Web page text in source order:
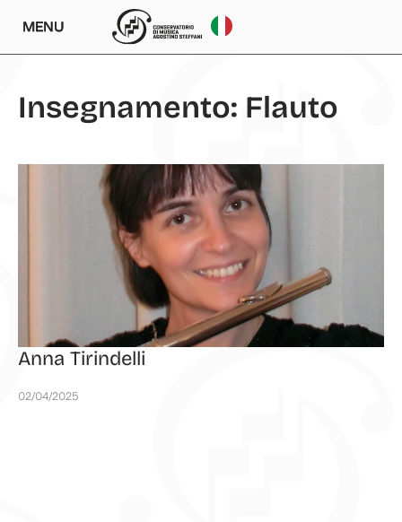
MENU
Insegnamento: Flauto
Anna Tirindelli
02/04/2025